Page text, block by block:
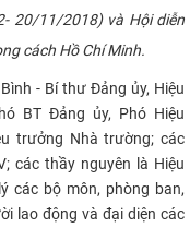
20/11/2018) và Hội diễn
cách Hồ Chí Minh.​
- Bí thư Đảng ủy, Hiệu
BT Đảng ủy, Phó Hiệu
trưởng Nhà trường; các
các thầy nguyên là Hiệu
các bộ môn, phòng ban,
lao động và đại diện các